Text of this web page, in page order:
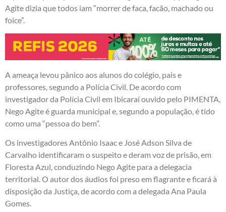
Agite dizia que todos iam “morrer de faca, facão, machado ou
foice”.
A ameaça levou pânico aos alunos do colégio, pais e
professores, segundo a Polícia Civil. De acordo com
investigador da Polícia Civil em Ibicaraí ouvido pelo PIMENTA,
Nego Agite é guarda municipal e, segundo a população, é tido
como uma “pessoa do bem”.
Os investigadores Antônio Isaac e José Adson Silva de
Carvalho identificaram o suspeito e deram voz de prisão, em
Floresta Azul, conduzindo Nego Agite para a delegacia
territorial. O autor dos áudios foi preso em flagrante e ficará à
disposição da Justiça, de acordo com a delegada Ana Paula
Gomes.